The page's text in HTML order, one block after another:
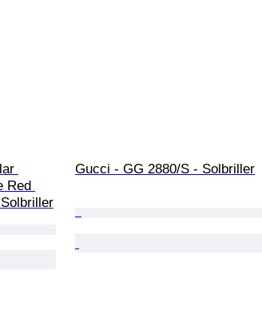
Red
Gucci - GG 2880/S - Solbriller